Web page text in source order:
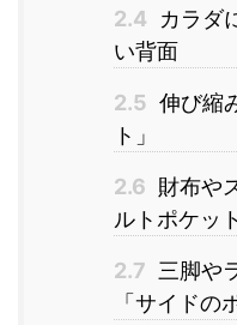
2.4
カラダ
い背面
2.5 伸び縮
ト」
2.6 財布や
ルトポケッ
2.7 三脚や
「サイドの